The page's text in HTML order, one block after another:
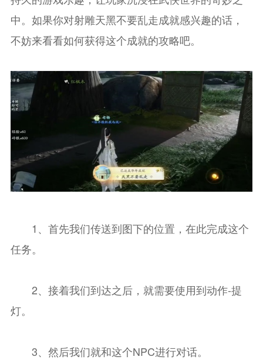
中。如果你对射雕天黑不要乱走成就感兴趣的话，
不妨来看看如何获得这个成就的攻略吧。
1、首先我们传送到图下的位置，在此完成这个
任务。
2、接着我们到达之后，就需要使用到动作-提
灯。
3、然后我们就和这个NPC进行对话。